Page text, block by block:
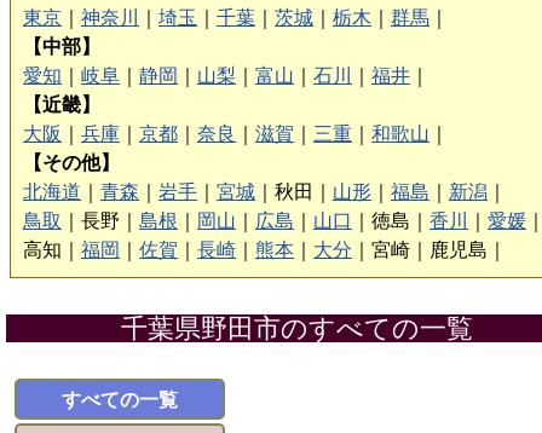
東京
神奈川 埼玉 千葉 茨城 栃木 群馬
【中部】
愛知
岐阜 静岡 山梨 富山 石川 福井
【近畿】
大阪
兵庫 京都 奈良 滋賀 三重 和歌山
【その他】
北海道
青森 岩手 宮城 秋田｜ 山形 福島 新潟
鳥取
長野｜ 島根 岡山 広島 山口 徳島｜ 香川 愛媛
高知｜ 福岡 佐賀 長崎 熊本 大分 宮崎｜ 鹿児島｜
千葉県野田市のすべての一覧
すべての一覧